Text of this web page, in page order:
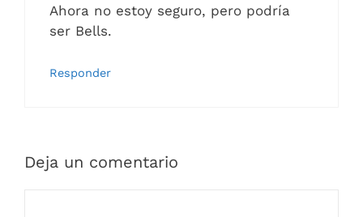
Ahora no estoy seguro, pero podría
ser Bells.
Responder
Deja un comentario